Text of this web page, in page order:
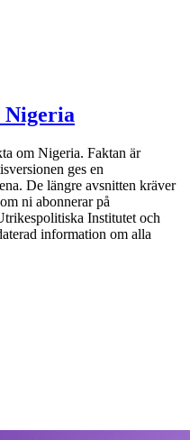
Nigeria
om Nigeria. Faktan är
ges en
De längre avsnitten kräver
ni abonnerar på
Institutet och
information om alla